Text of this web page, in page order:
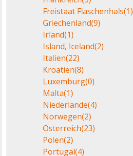
Freistaat Flaschenhals(1)
Griechenland(9)
Irland(1)
Island, Iceland(2)
Italien(22)
Kroatien(8)
Luxemburg(0)
Malta(1)
Niederlande(4)
Norwegen(2)
Österreich(23)
Polen(2)
Portugal(4)